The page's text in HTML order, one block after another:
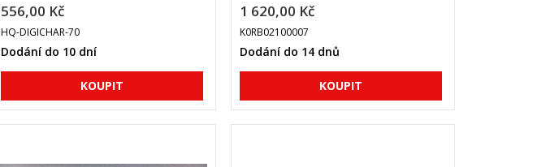
556,00 Kč
HQ-DIGICHAR-70
Dodání do 10 dní
1 620,00 Kč
K0RB02100007
Dodání do 14 dnů